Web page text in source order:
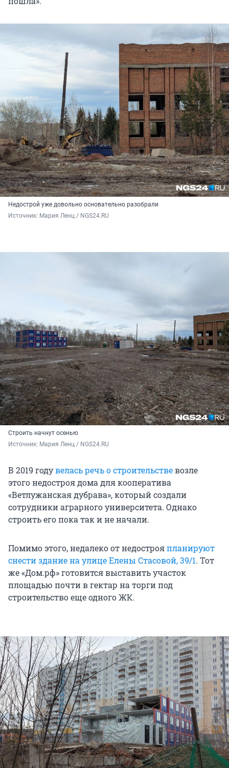
Недострой уже довольно основательно разобрали
Источник: Мария Ленц / NGS24.RU
Строить начнут осенью
Источник: Мария Ленц / NGS24.RU
В 2019 годувелась речь о строительствевозле
этого недостроя дома для кооператива
«Ветлужанская дубрава», который создали
сотрудники аграрного университета. Однако
строить его пока так и не начали.
Помимо этого, недалеко от недострояпланируют
снести здание на улице Елены Стасовой, 39/1. Тот
же «Дом.рф» готовится выставить участок
площадью почти в гектар на торги под
строительство еще одного ЖК.